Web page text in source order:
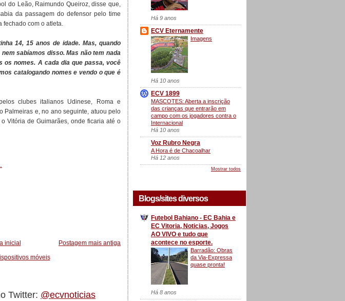
do Leão, Raimundo Queiroz, disse que,
da passagem do defensor pelo time
fechado com o atleta.
14, 15 anos de idade. Mas, quando
sabíamos disso. Mas não tem nada
os nomes. A cada dia que passa, você
catalogando nomes e vendo o que é
clubes italianos Udinese, Roma e
Palmeiras e, no ano seguinte, atuou pelo
Vitória de Guimarães, onde ficaria até o
Postagem mais antiga
inicial
móveis
Twitter: @ecvnoticias
Há 9 anos
ECV Eternamente
Imagens
Há 10 anos
ECV 1899
MASCOTES: Aberta a inscrição
das crianças que entrarão em
campo com os jogadores contra o
Internacional
Há 10 anos
Voz Rubro Negra
A Hora é de Chacoalhar
Há 12 anos
Mostrar todos
Blogs/sites diversos
Futebol Bahiano - EC Bahia e
EC Vitoria, Noticias, Jogos
AO VIVO e tudo que
acontece no esporte.
Barradão: Obras
da Via-Expressa
quase pronta!
Há 8 anos